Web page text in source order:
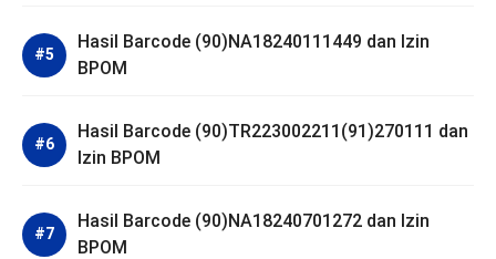
Hasil Barcode (90)NA18240111449 dan Izin
BPOM
Hasil Barcode (90)TR223002211(91)270111 dan
Izin BPOM
Hasil Barcode (90)NA18240701272 dan Izin
BPOM